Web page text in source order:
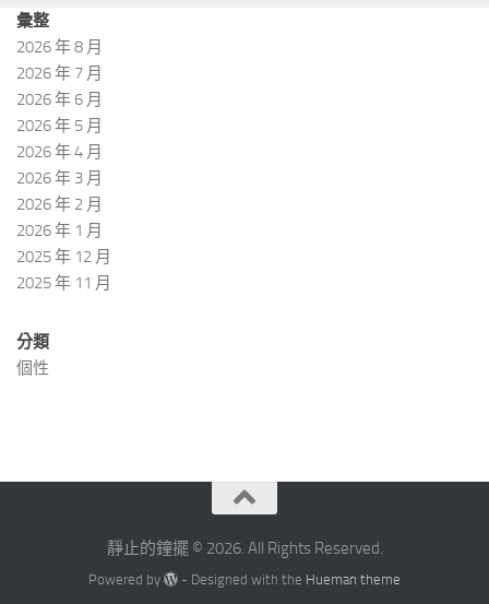
彙整
2026 年 8 月
2026 年 7 月
2026 年 6 月
2026 年 5 月
2026 年 4 月
2026 年 3 月
2026 年 2 月
2026 年 1 月
2025 年 12 月
2025 年 11 月
分類
個性
靜止的鐘擺 © 2026. All Rights Reserved.
Powered by - Designed with the Hueman theme